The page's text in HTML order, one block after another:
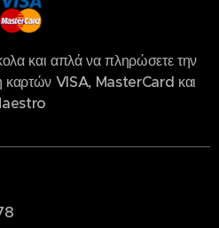
και απλά να πληρώσετε την
καρτών VISA, MasterCard και